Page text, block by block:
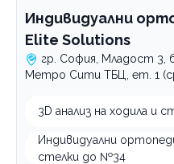
Индивидуални
Elite Solutions
гр. София, Младост 3,
Метро Сити ТБЦ, ет. 1
3D анализ на ходила и
Индивидуални
стелки до №34